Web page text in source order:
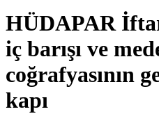
HÜDAPAR
iç barışı ve
coğrafyasının
kapı